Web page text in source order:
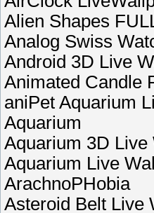
Alien Shapes
Analog Swiss
Android 3D Live
Animated Candle
aniPet Aquarium
Aquarium
Aquarium 3D Live
Aquarium Live
ArachnoPHobia
Asteroid Belt Live